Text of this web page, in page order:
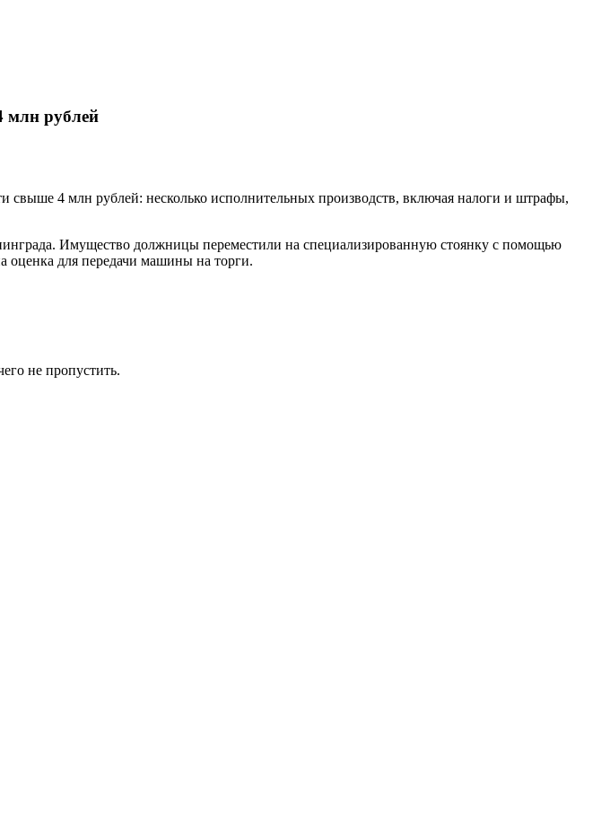
млн рублей
свыше 4 млн рублей: несколько исполнительных производств, включая налоги и штрафы,
Имущество должницы переместили на специализированную стоянку с помощью
оценка для передачи машины на торги.
не пропустить.